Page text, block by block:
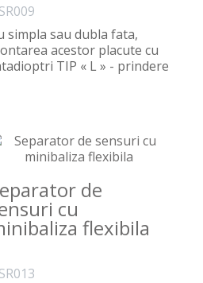
simpla sau dubla fata,
acestor placute cu
TIP « L » - prindere
de
cu
flexibila